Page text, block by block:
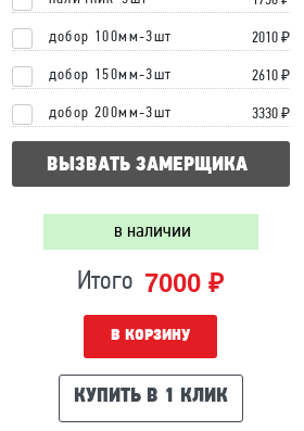
добор 100мм-3шт 2010 ₽
добор 150мм-3шт 2610 ₽
добор 200мм-3шт 3330 ₽
ВЫЗВАТЬ ЗАМЕРЩИКА
в наличии
Итого 7000 ₽
В КОРЗИНУ
КУПИТЬ В 1 КЛИК